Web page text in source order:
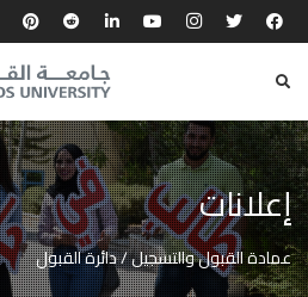
إعلانات
عمادة القبول والتسجيل / دائرة القبول